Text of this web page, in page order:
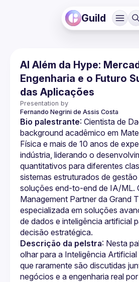
Guild
AI Além da Hype:
Engenharia e o Futuro
das Aplicações
Presentation by
Fernando Negrini de Assis Costa
Bio palestrante: Cientista de
background acadêmico em
Física e mais de 10 anos de
indústria, liderando o
quantitativos para diferentes
sistemas estruturados de
soluções end-to-end de IA/ML.
Management Partner da Grand
especializada em soluções
de dados e inteligência artificial
decisão estratégica.
Descrição da pelstra: Nesta
olhar para a Inteligência
que raramente são discutidas
negócios e a engenharia real